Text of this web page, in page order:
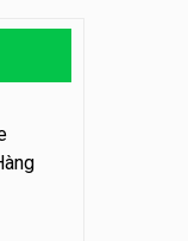
thực,
vụ ca